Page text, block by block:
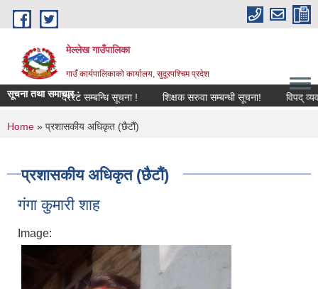
Skip to main content
मेल्लेख गाउँपालिका
गाउँ कार्यपालिकाको कार्यालय, सुदूरपश्चिम प्रदेश
सूचना तथा समाचार :
दररेट सम्बन्धि सूचना ! शिक्षक सरुवा सम्बन्धी सूचना! विपद्
You are here
Home » प्रशासकीय अधिकृत (छैटौं)
प्रशासकीय अधिकृत (छैटौं)
गंगा कुमारी शाह
Image: